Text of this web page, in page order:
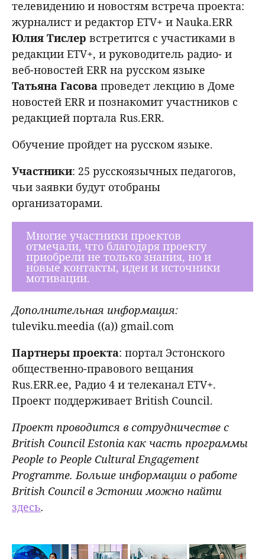
телевидению и новостям встреча проекта:
журналист и редактор ETV+ и Nauka.ERR
Юлия Тислер встретится с участиками в
редакции ETV+, и руководитель радио- и
веб-новостей ERR на русском языке
Татьяна Гасова проведет лекцию в Доме
новостей ERR и познакомит участников с
редакцией портала Rus.ERR.
Обучение пройдет на русском языке.
Участники: 25 русскоязычных педагогов,
чьи заявки будут отобраны
организаторами.
Многие участники проектов
отмечали, что благодаря проекту
приобрели не только знания, но и
новые контакты, идеи и источники
мотивации.
Дополнительная информация:
tuleviku.meedia ((a)) gmail.com
Партнеры проекта: портал Эстонского
общественно-правового вещания
Rus.ERR.ee, Радио 4 и телеканал ETV+.
Проект поддерживает British Council.
Проект проводится в сотрудничестве с
British Council Estonia как часть программы
People to People Cultural Engagement
Programme. Больше информации о работе
British Council в Эстонии можно найти
здесь.